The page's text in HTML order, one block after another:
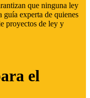
que ninguna ley
guía experta de quienes
proyectos de ley y
el